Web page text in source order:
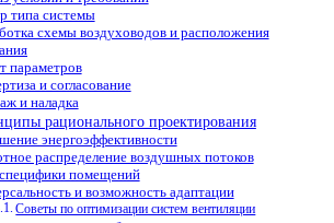
типа системы
схемы воздуховодов и расположения
параметров
и согласование
и наладка
рационального проектирования
энергоэффективности
распределение воздушных потоков
помещений
и возможность адаптации
Советы по оптимизации систем вентиляции